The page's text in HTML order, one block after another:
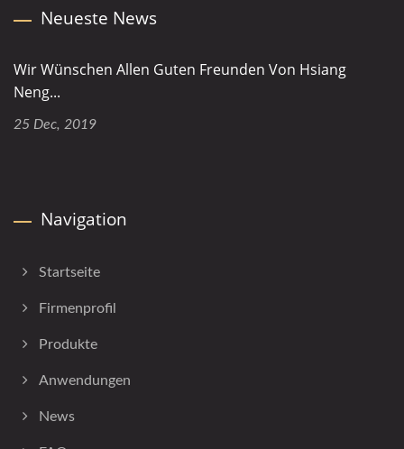
Neueste News
Wir Wünschen Allen Guten Freunden Von Hsiang
Neng...
25 Dec, 2019
Navigation
Startseite
Firmenprofil
Produkte
Anwendungen
News